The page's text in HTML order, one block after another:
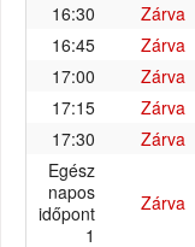
16:30 Zárva
16:45
Zárva
17:00
Zárva
17:15
Zárva
17:30
Zárva
Egész
napos
időpont
1
Zárva